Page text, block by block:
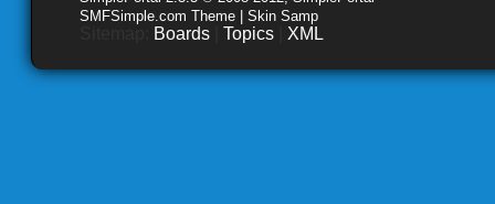
SMFSimple.com Theme | Skin Samp
Boards Topics XML